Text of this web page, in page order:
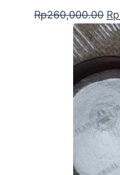
Rp260,000.00 Rp